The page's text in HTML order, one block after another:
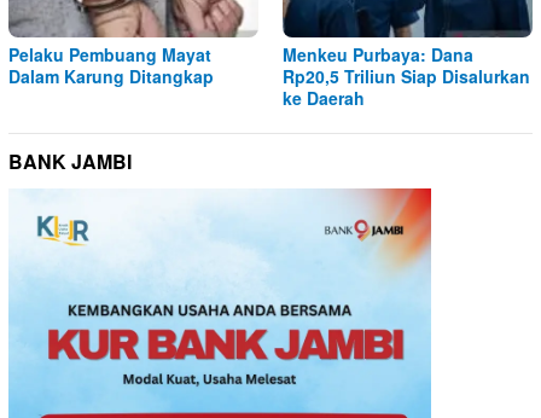
Pelaku Pembuang Mayat
Dalam Karung Ditangkap
Menkeu Purbaya: Dana
Rp20,5 Triliun Siap Disalurkan
ke Daerah
BANK JAMBI